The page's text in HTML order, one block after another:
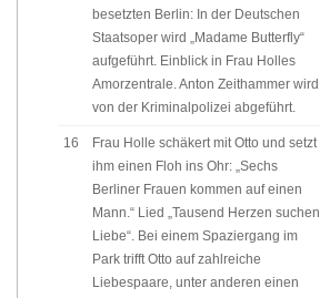
besetzten Berlin: In der Deutschen
Staatsoper wird „Madame Butterfly“
aufgeführt. Einblick in Frau Holles
Amorzentrale. Anton Zeithammer wird
von der Kriminalpolizei abgeführt.
16
Frau Holle schäkert mit Otto und setzt
ihm einen Floh ins Ohr: „Sechs
Berliner Frauen kommen auf einen
Mann.“ Lied „Tausend Herzen suchen
Liebe“. Bei einem Spaziergang im
Park trifft Otto auf zahlreiche
Liebespaare, unter anderen einen